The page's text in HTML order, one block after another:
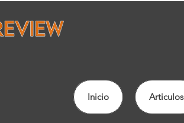
Inicio Articulos